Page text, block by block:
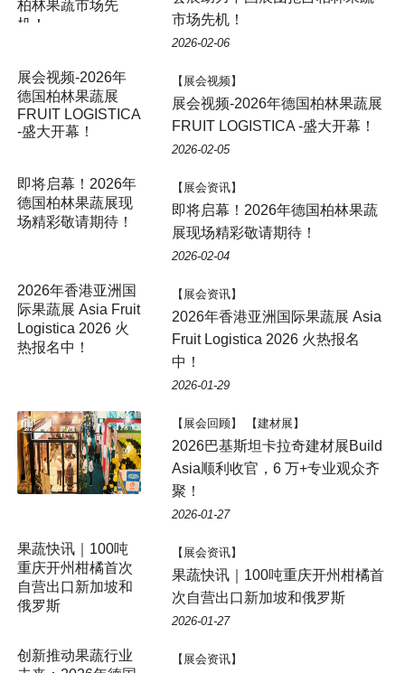
市场先机！
2026-02-06
【展会视频】
展会视频-2026年德国柏林果蔬展
FRUIT LOGISTICA -盛大开幕！
2026-02-05
【展会资讯】
即将启幕！2026年德国柏林果蔬
展现场精彩敬请期待！
2026-02-04
【展会资讯】
2026年香港亚洲国际果蔬展 Asia
Fruit Logistica 2026 火热报名
中！
2026-01-29
【展会回顾】 【建材展】
2026巴基斯坦卡拉奇建材展Build
Asia顺利收官，6 万+专业观众齐
聚！
2026-01-27
【展会资讯】
果蔬快讯｜100吨重庆开州柑橘首
次自营出口新加坡和俄罗斯
2026-01-27
【展会资讯】